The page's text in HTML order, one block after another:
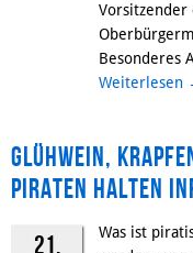
Vorsitzender
Besonderes
Weiterlesen
Glühwein,
Piraten halten
21.
Was ist